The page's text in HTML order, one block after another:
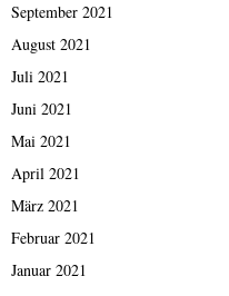
September 2021
August 2021
Juli 2021
Juni 2021
Mai 2021
April 2021
März 2021
Februar 2021
Januar 2021